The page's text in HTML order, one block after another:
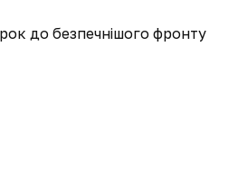
до безпечнішого фронту